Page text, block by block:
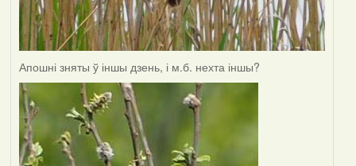
Апошні зняты ў іншы дзень, і м.б. нехта іншы?